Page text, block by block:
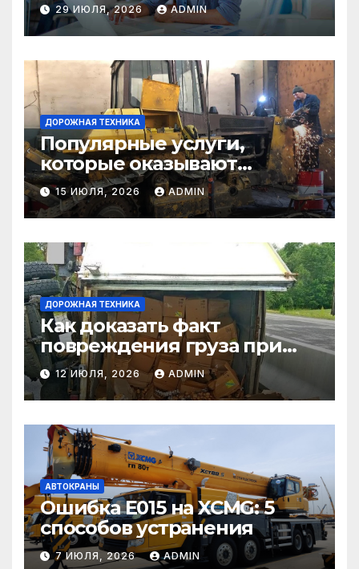
29 ИЮЛЯ, 2026 ADMIN
ДОРОЖНАЯ ТЕХНИКА
Популярные услуги,
которые оказывают
самосвалы в строительстве
и логистике
15 ИЮЛЯ, 2026 ADMIN
ДОРОЖНАЯ ТЕХНИКА
Как доказать факт
повреждения груза при
страховом случае
12 ИЮЛЯ, 2026 ADMIN
АВТОКРАНЫ
Ошибка E015 на XCMG: 5
способов устранения
7 ИЮЛЯ, 2026 ADMIN